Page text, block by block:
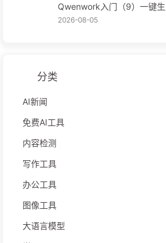
Qwenwork入门（9）一键生
2026-08-05
分类
AI新闻
免费AI工具
内容检测
写作工具
办公工具
图像工具
大语言模型